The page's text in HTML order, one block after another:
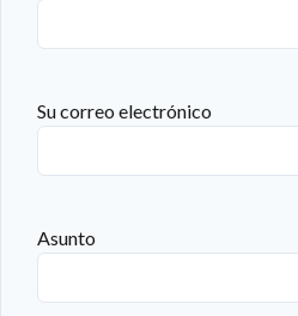
Su correo electrónico
Asunto